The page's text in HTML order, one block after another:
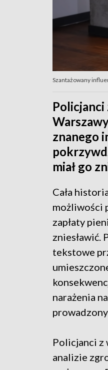
Szantażowany
znanego
miał go
Cała
możliwości
zapłaty
zniesławić.
tekstowe
narażenia
Policjanci z
analizie